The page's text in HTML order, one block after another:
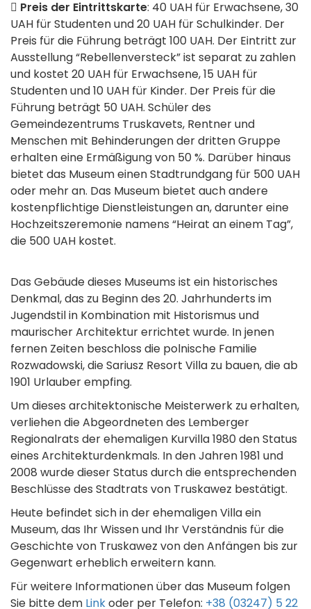
Preis der Eintrittskarte: 40 UAH für Erwachsene, 30
UAH für Studenten und 20 UAH für Schulkinder. Der
Preis für die Führung beträgt 100 UAH. Der Eintritt zur
Ausstellung “Rebellenversteck” ist separat zu zahlen
und kostet 20 UAH für Erwachsene, 15 UAH für
Studenten und 10 UAH für Kinder. Der Preis für die
Führung beträgt 50 UAH. Schüler des
Gemeindezentrums Truskavets, Rentner und
Menschen mit Behinderungen der dritten Gruppe
erhalten eine Ermäßigung von 50 %. Darüber hinaus
bietet das Museum einen Stadtrundgang für 500 UAH
oder mehr an. Das Museum bietet auch andere
kostenpflichtige Dienstleistungen an, darunter eine
Hochzeitszeremonie namens “Heirat an einem Tag”,
die 500 UAH kostet.
Das Gebäude dieses Museums ist ein historisches
Denkmal, das zu Beginn des 20. Jahrhunderts im
Jugendstil in Kombination mit Historismus und
maurischer Architektur errichtet wurde. In jenen
fernen Zeiten beschloss die polnische Familie
Rozwadowski, die Sariusz Resort Villa zu bauen, die ab
1901 Urlauber empfing.
Um dieses architektonische Meisterwerk zu erhalten,
verliehen die Abgeordneten des Lemberger
Regionalrats der ehemaligen Kurvilla 1980 den Status
eines Architekturdenkmals. In den Jahren 1981 und
2008 wurde dieser Status durch die entsprechenden
Beschlüsse des Stadtrats von Truskawez bestätigt.
Heute befindet sich in der ehemaligen Villa ein
Museum, das Ihr Wissen und Ihr Verständnis für die
Geschichte von Truskawez von den Anfängen bis zur
Gegenwart erheblich erweitern kann.
Für weitere Informationen über das Museum folgen
Sie bitte dem Linkoder per Telefon: +38 (03247) 5 22